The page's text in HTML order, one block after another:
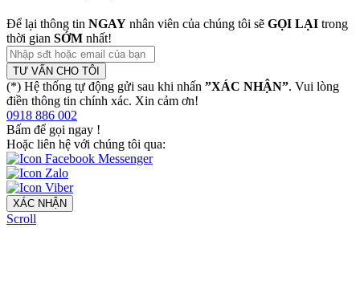
Để lại thông tin NGAY nhân viên của chúng tôi sẽ GỌI LẠI trong
thời gian SỚM nhất!
TƯ VẤN CHO TÔI
(*) Hệ thống tự động gửi sau khi nhấn ”XÁC NHẬN”. Vui lòng
điền thông tin chính xác. Xin cảm ơn!
0918 886 002
Bấm để gọi ngay !
Hoặc liên hệ với chúng tôi qua:
XÁC NHẬN
Scroll